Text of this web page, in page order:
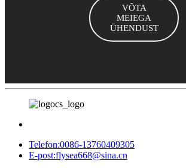
VÕTA
MEIEGA
ÜHENDUST
Telefon:0086-13760409305
E-post:flysea668@sina.cn